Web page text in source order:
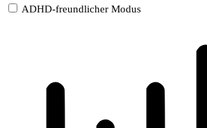
ADHD-freundlicher Modus